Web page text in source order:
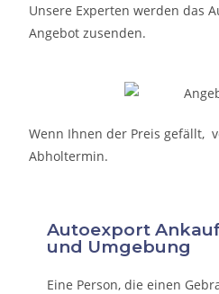
Unsere Experten werden das
Angebot zusenden.
Wenn Ihnen der Preis gefällt,
Abholtermin.
Autoexport
und Umgebung
Eine Person, die einen